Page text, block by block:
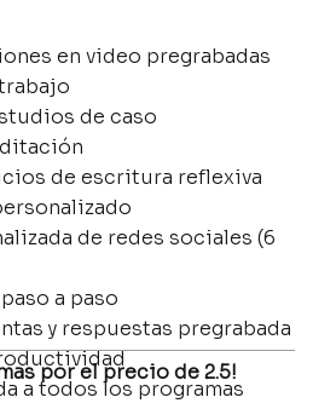
en video pregrabadas
de caso
de escritura reflexiva
de redes sociales (6
a paso
y respuestas pregrabada
a todos los programas
por el precio de 2.5!